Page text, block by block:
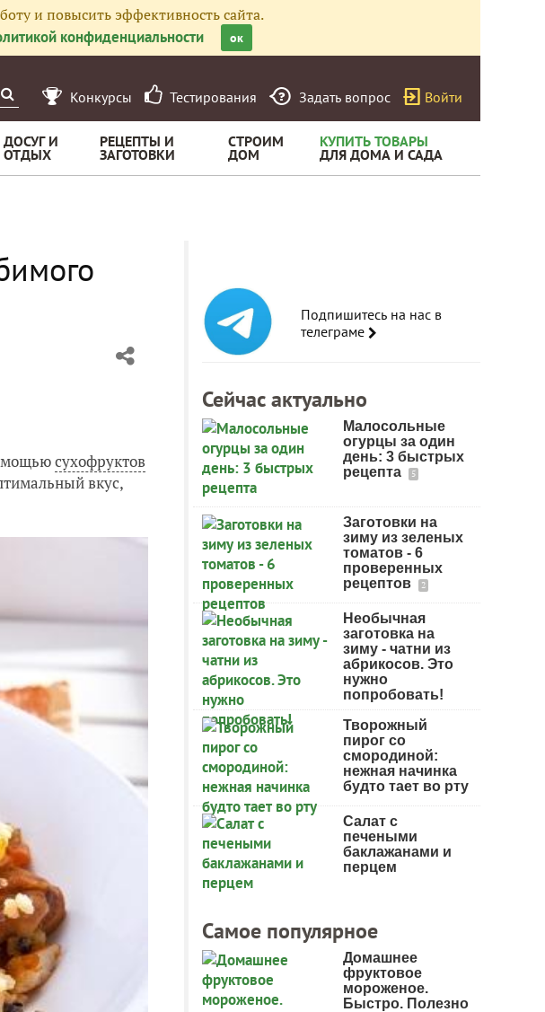
и повысить эффективность сайта.
конфиденциальности ок
Конкурсы Тестирования Задать вопрос Войти
ДОСУГ И
ОТДЫХ
РЕЦЕПТЫ И
ЗАГОТОВКИ
СТРОИМ
ДОМ
КУПИТЬ ТОВАРЫ
ДЛЯ ДОМА И САДА
сухофруктов
вкус,
Подпишитесь на нас в
телеграме
Сейчас актуально
Малосольные
огурцы за один
день: 3 быстрых
рецепта
5
Заготовки на
зиму из зеленых
томатов - 6
проверенных
рецептов
2
Необычная
заготовка на
зиму - чатни из
абрикосов. Это
нужно
попробовать!
Творожный
пирог со
смородиной:
нежная начинка
будто тает во рту
Салат с
печеными
баклажанами и
перцем
Самое популярное
Домашнее
фруктовое
мороженое.
Быстро. Полезно